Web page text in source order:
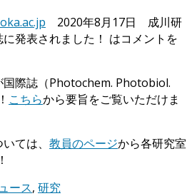
2020年8月17日
成川研
発表されました！ はコメントを
国際誌（Photochem. Photobiol.
こちらから要旨をご覧いただけま
ては、 教員のページから各研究室
ース, 研究